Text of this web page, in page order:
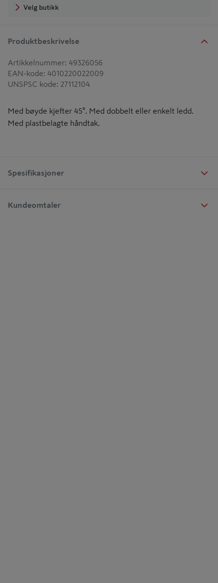
Velg butikk
Produktbeskrivelse
Artikkelnummer: 49326056
EAN-kode: 4010220022009
UNSPSC kode: 27112104
Med bøyde kjefter 45°. Med dobbelt eller enkelt ledd.
Med plastbelagte håndtak.
Spesifikasjoner
Kundeomtaler